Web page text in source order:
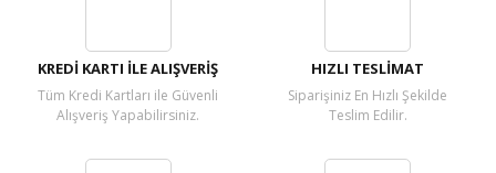
KREDİ KARTI İLE ALIŞVERİŞ
Tüm Kredi Kartları ile Güvenli
Alışveriş Yapabilirsiniz.
HIZLI TESLİMAT
Siparişiniz En Hızlı Şekilde
Teslim Edilir.